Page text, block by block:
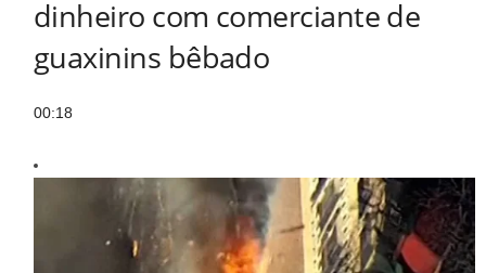
dinheiro com comerciante de
guaxinins bêbado
00:18